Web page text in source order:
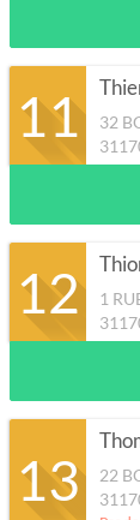
11
32
12
1
13
22